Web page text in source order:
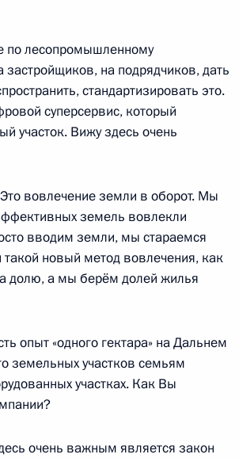
и спорта
и спорта
по лесопромышленному
застройщиков, на подрядчиков, дать
стандартизировать это.
суперсервис, который
участок. Вижу здесь очень
вовлечение земли в оборот. Мы
земель вовлекли
вводим земли, мы стараемся
новый метод вовлечения, как
долю, а мы берём долей жилья
опыт «одного гектара» на Дальнем
земельных участков семьям
участках. Как Вы
очень важным является закон